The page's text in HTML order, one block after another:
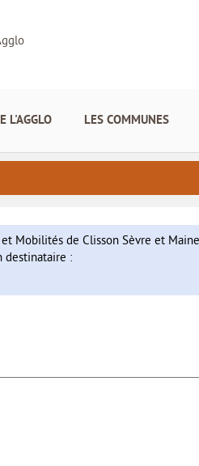
L'AGGLO LES COMMUNES
Mobilités de Clisson Sèvre et
destinataire :